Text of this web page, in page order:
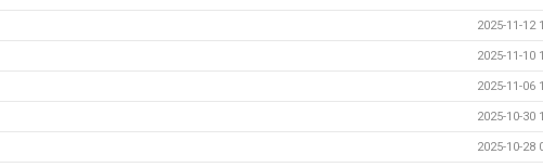
2025-11-12
2025-11-10
2025-11-06
2025-10-30
2025-10-28